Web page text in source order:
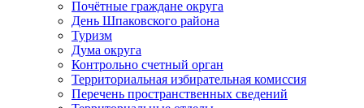
Почётные граждане округа
День Шпаковского района
Туризм
Дума округа
Контрольно счетный орган
Территориальная избирательная комиссия
Перечень пространственных сведений